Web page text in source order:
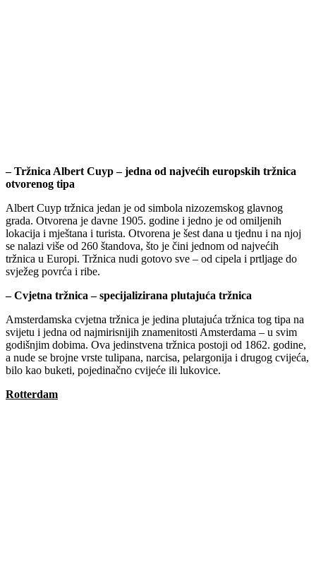
– Tržnica Albert Cuyp – jedna od najvećih europskih tržnica
otvorenog tipa
Albert Cuyp tržnica jedan je od simbola nizozemskog glavnog
grada. Otvorena je davne 1905. godine i jedno je od omiljenih
lokacija i mještana i turista. Otvorena je šest dana u tjednu i na njoj
se nalazi više od 260 štandova, što je čini jednom od najvećih
tržnica u Europi. Tržnica nudi gotovo sve – od cipela i prtljage do
svježeg povrća i ribe.
–Cvjetna tržnica – specijalizirana plutajuća tržnica
Amsterdamska cvjetna tržnica je jedina plutajuća tržnica tog tipa na
svijetu i jedna od najmirisnijih znamenitosti Amsterdama – u svim
godišnjim dobima. Ova jedinstvena tržnica postoji od 1862. godine,
a nude se brojne vrste tulipana, narcisa, pelargonija i drugog cvijeća,
bilo kao buketi, pojedinačno cvijeće ili lukovice.
Rotterdam